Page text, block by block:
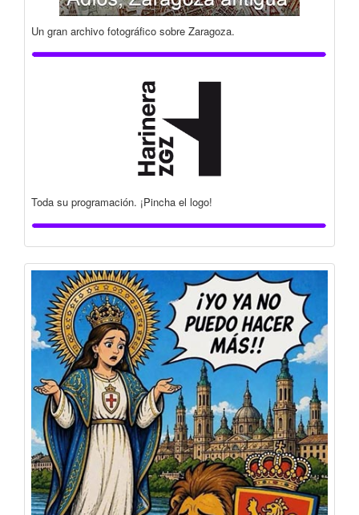
Un gran archivo fotográfico sobre Zaragoza.
Toda su programación. ¡Pincha el logo!